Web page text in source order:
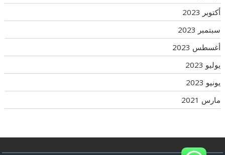
أكتوبر 2023
سبتمبر 2023
أغسطس 2023
يوليو 2023
يونيو 2023
مارس 2021